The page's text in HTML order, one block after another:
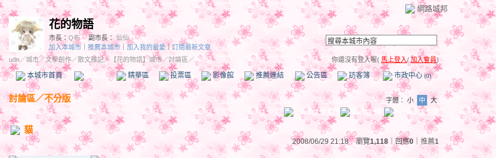
網路城邦
花的物語
市長： Q布 副市長： 仙仙
加入本城市
推薦本城市｜ 加入我的最愛｜訂閱最新文章
udn／城市／文學創作／散文雜記／ 【花的物語】城市／討論區／ 你還沒有登入喔( 馬上登入/加入會員)
本城市首頁 討論區 精華區 投票區 影像館 推薦連結 公告區 訪客簿 市政中心 (0)
討論區／不分版 字體： 小 中 大
貓
2008/06/29 21:18 瀏覽1,118 ｜回應0 推薦1